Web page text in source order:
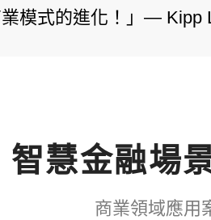
模式的進化！」— Kipp
智慧金融場
商業領域應用